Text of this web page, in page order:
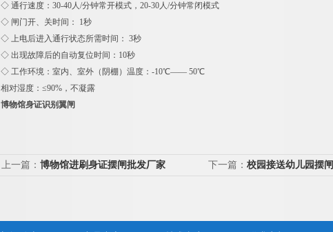
◇ 通行速度：30-40人/分钟常开模式，20-30人/分钟常闭模式
◇ 闸门开、关时间： 1秒
◇ 上电后进入通行状态所需时间： 3秒
◇ 出现故障后的自动复位时间：10秒
◇ 工作环境：室内、室外（阴棚）温度：-10℃—— 50℃
相对湿度：≤90%，不凝露
博物馆身证识别翼闸
上一篇： 博物馆进刷身证摆闸批发厂家 下一篇： 校园接送幼儿园摆